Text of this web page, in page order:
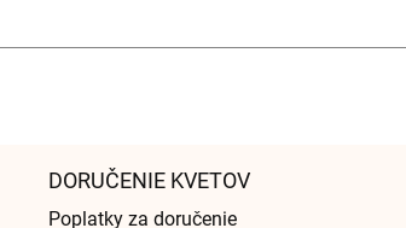
DORUČENIE KVETOV
Poplatky za doručenie